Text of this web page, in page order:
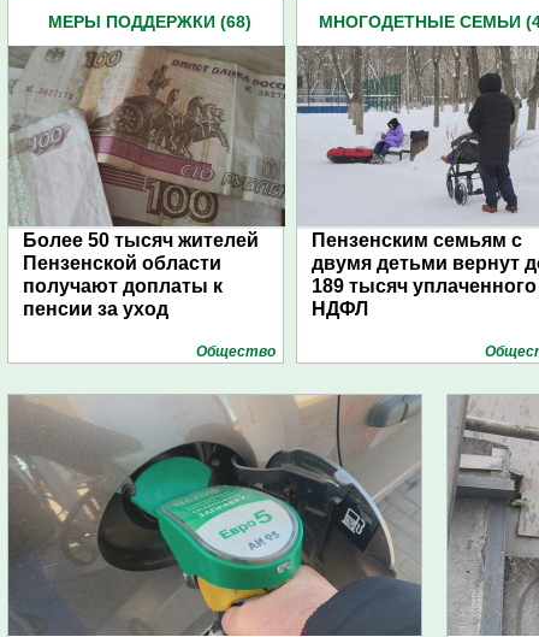
МЕРЫ ПОДДЕРЖКИ (68)
Более 50 тысяч жителей
Пензенской области
получают доплаты к
пенсии за уход
Общество
МНОГОДЕТНЫЕ СЕМЬИ
Пензенским семьям с
двумя детьми вернут
189 тысяч уплаченного
НДФЛ